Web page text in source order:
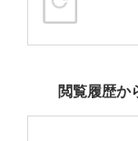
閲覧履歴か